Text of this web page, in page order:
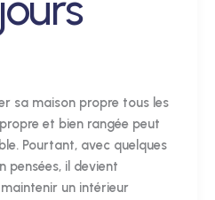
sa maison propre tous les
et bien rangée peut
Pourtant, avec quelques
pensées, il devient
un intérieur